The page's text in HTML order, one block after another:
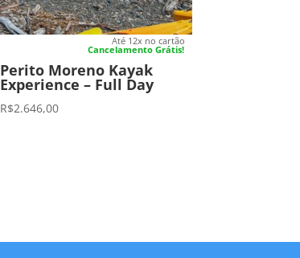
Até 12x no cartão
Cancelamento Grátis!
Perito Moreno Kayak
Experience – Full Day
R$2.646,00